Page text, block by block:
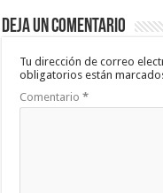
Deja un comentario
Tu dirección de correo
obligatorios están
Comentario*